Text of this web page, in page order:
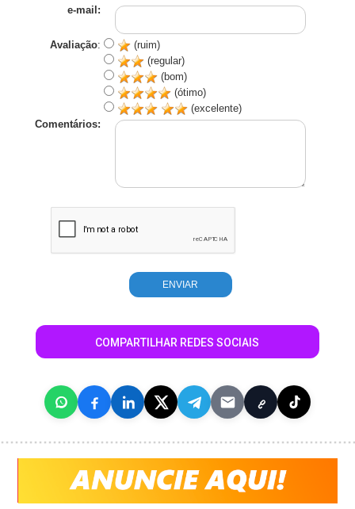
e-mail:
Avaliação:
(ruim)
(regular)
(bom)
(ótimo)
(excelente)
Comentários:
COMPARTILHAR REDES SOCIAIS